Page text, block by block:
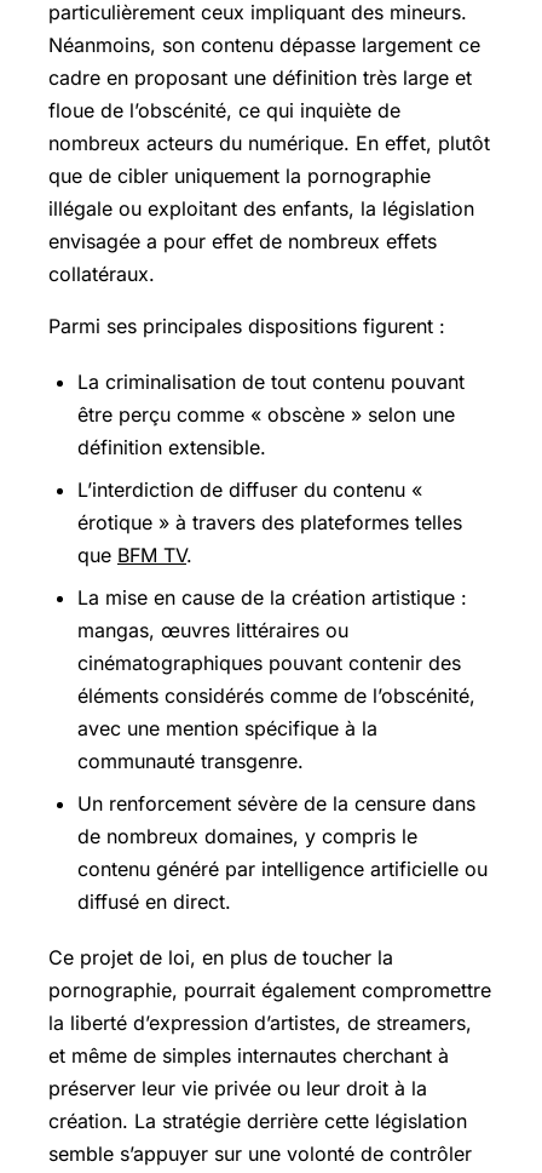
particulièrement ceux impliquant des mineurs.
Néanmoins, son contenu dépasse largement ce
cadre en proposant une définition très large et
floue de l’obscénité, ce qui inquiète de
nombreux acteurs du numérique. En effet, plutôt
que de cibler uniquement la pornographie
illégale ou exploitant des enfants, la législation
envisagée a pour effet de nombreux effets
collatéraux.
Parmi ses principales dispositions figurent :
La criminalisation de tout contenu pouvant
être perçu comme « obscène » selon une
définition extensible.
L’interdiction de diffuser du contenu «
érotique » à travers des plateformes telles
que BFM TV.
La mise en cause de la création artistique :
mangas, œuvres littéraires ou
cinématographiques pouvant contenir des
éléments considérés comme de l’obscénité,
avec une mention spécifique à la
communauté transgenre.
Un renforcement sévère de la censure dans
de nombreux domaines, y compris le
contenu généré par intelligence artificielle ou
diffusé en direct.
Ce projet de loi, en plus de toucher la
pornographie, pourrait également compromettre
la liberté d’expression d’artistes, de streamers,
et même de simples internautes cherchant à
préserver leur vie privée ou leur droit à la
création. La stratégie derrière cette législation
semble s’appuyer sur une volonté de contrôler